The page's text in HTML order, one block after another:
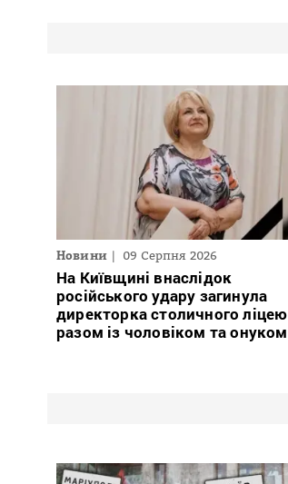
Новини 09 Серпня 2026
На Київщині внаслідок
російського удару загинула
директорка столичного ліцею
разом із чоловіком та онуком